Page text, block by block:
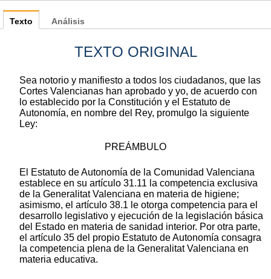
Texto
TEXTO ORIGINAL
Sea notorio y manifiesto a todos los ciudadanos, que las
Cortes Valencianas han aprobado y yo, de acuerdo con
lo establecido por la Constitución y el Estatuto de
Autonomía, en nombre del Rey, promulgo la siguiente
Ley:
PREÁMBULO
El Estatuto de Autonomía de la Comunidad Valenciana
establece en su artículo 31.11 la competencia exclusiva
de la Generalitat Valenciana en materia de higiene;
asimismo, el artículo 38.1 le otorga competencia para el
desarrollo legislativo y ejecución de la legislación básica
del Estado en materia de sanidad interior. Por otra parte,
el artículo 35 del propio Estatuto de Autonomía consagra
la competencia plena de la Generalitat Valenciana en
materia educativa.
Análisis